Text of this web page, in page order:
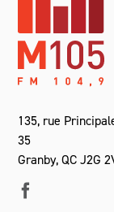
135, rue
35
Granby, QC J2G